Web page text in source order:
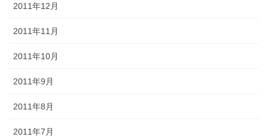
2011年12月
2011年11月
2011年10月
2011年9月
2011年8月
2011年7月